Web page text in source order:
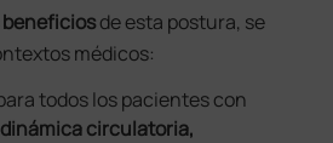
de esta postura, se
médicos:
todos los pacientes con
circulatoria,